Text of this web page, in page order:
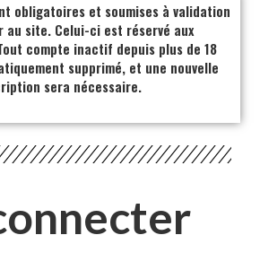
obligatoires et soumises à validation
au site. Celui-ci est réservé aux
compte inactif depuis plus de 18
supprimé, et une nouvelle
sera nécessaire.